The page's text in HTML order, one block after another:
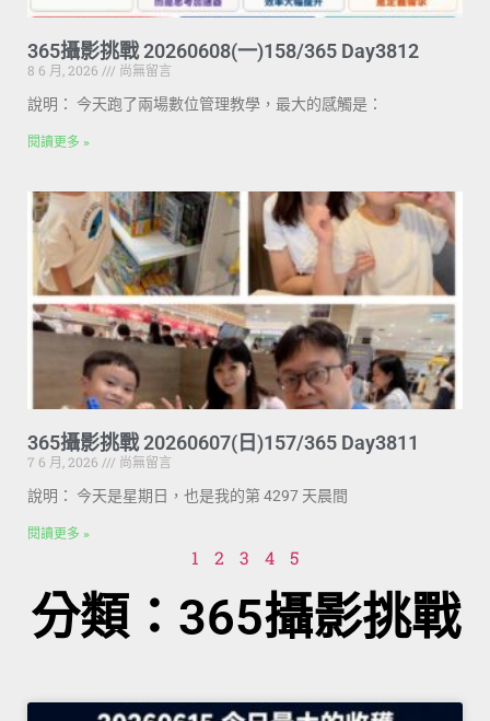
365攝影挑戰 20260608(一)158/365 Day3812
8 6 月, 2026
尚無留言
說明： 今天跑了兩場數位管理教學，最大的感觸是：
閱讀更多 »
365攝影挑戰 20260607(日)157/365 Day3811
7 6 月, 2026
尚無留言
說明： 今天是星期日，也是我的第 4297 天晨間
閱讀更多 »
1 2 3 4 5
分類：365攝影挑戰